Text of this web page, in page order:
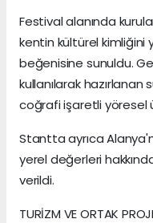
Festival alanında
kentin kültürel kimliğini
beğenisine sunuldu.
kullanılarak hazırlanan
coğrafi işaretli yöresel
Stantta ayrıca
yerel değerleri
verildi.
TURİZM VE ORTAK